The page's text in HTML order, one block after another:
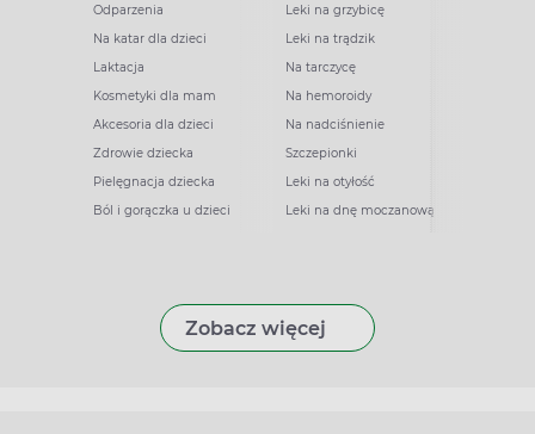
Odparzenia
Na katar dla dzieci
Laktacja
Kosmetyki dla mam
Akcesoria dla dzieci
Zdrowie dziecka
Pielęgnacja dziecka
Ból i gorączka u dzieci
Leki na grzybicę
Leki na trądzik
Na tarczycę
Na hemoroidy
Na nadciśnienie
Szczepionki
Leki na otyłość
Leki na dnę moczanową
Zobacz więcej